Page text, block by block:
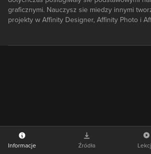
graficznymi. Nauczysz sie miedzy innymi
projekty w Affinity Designer, Affinity Photo i
Informacje Źródła